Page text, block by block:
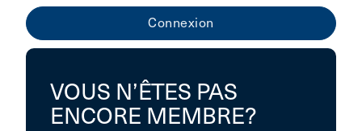
VOUS N’ÊTES PAS
ENCORE MEMBRE?